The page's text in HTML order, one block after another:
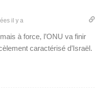
il y a
à force, l’ONU va finir
caractérisé d’Israël.